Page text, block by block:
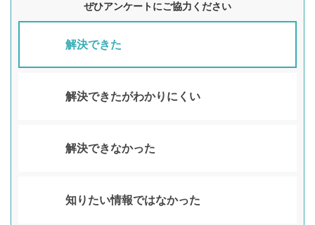
ぜひアンケートにご協力ください
解決できた
解決できたがわかりにくい
解決できなかった
知りたい情報ではなかった